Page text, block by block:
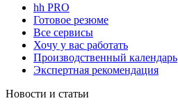
hh PRO
Готовое резюме
Все сервисы
Хочу у вас работать
Производственный календарь
Экспертная рекомендация
Новости и статьи